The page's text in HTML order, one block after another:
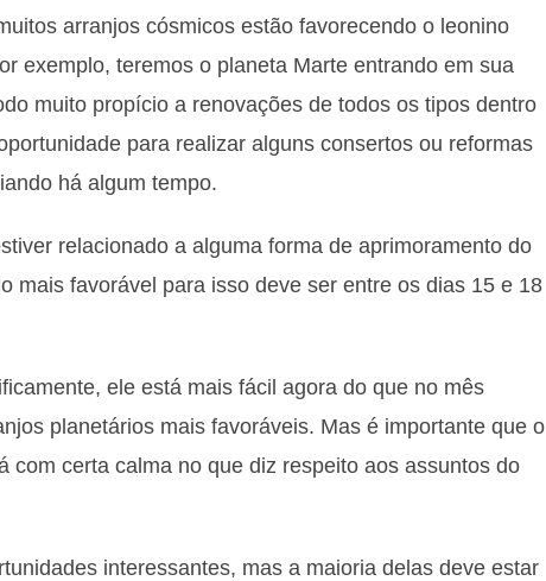
arranjos cósmicos estão favorecendo o leonino
exemplo, teremos o planeta Marte entrando em sua
muito propício a renovações de todos os tipos dentro
para realizar alguns consertos ou reformas
há algum tempo.
relacionado a alguma forma de aprimoramento do
mais favorável para isso deve ser entre os dias 15 e 18
ele está mais fácil agora do que no mês
planetários mais favoráveis. Mas é importante que o
com certa calma no que diz respeito aos assuntos do
interessantes, mas a maioria delas deve estar